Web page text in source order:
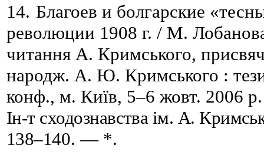
14. Благоев и болгарские
революции 1908 г. / М.
читання А. Кримського,
народж. А. Ю. Кримського :
конф., м. Київ, 5–6 жовт. 2006
Ін-т сходознавства ім. А.
138–140. — *.